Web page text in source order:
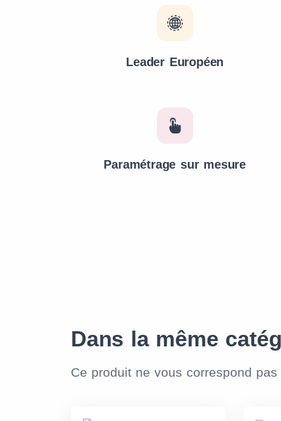
Leader Européen
Paramétrage sur mesure
Dans la même
Ce produit ne vous correspond